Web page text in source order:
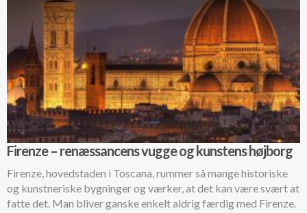
Firenze – renæssancens vugge og kunstens højborg
Firenze, hovedstaden i Toscana, rummer så mange historiske
og kunstneriske bygninger og værker, at det kan være svært at
fatte det. Man bliver ganske enkelt aldrig færdig med Firenze.